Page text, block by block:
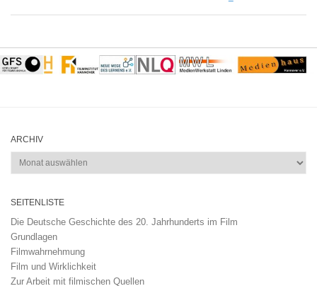
ARCHIV
Archiv
SEITENLISTE
Die Deutsche Geschichte des 20. Jahrhunderts im Film
Grundlagen
Filmwahrnehmung
Film und Wirklichkeit
Zur Arbeit mit filmischen Quellen